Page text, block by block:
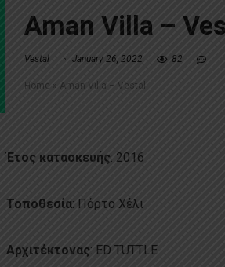
Aman Villa –
Vestal January 26, 2022 82
Home » Aman Villa – Vestal
Έτος κατασκευής: 2016
Τοποθεσία: Πόρτο Χέλι
Αρχιτέκτονας: ED TUTTLE